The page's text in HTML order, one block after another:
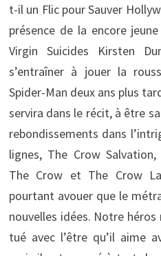
t-il un Flic pour Sauver
présence de la encore
Virgin Suicides Kirsten
s’entraîner à jouer la
Spider-Man deux ans plus
servira dans le récit, à être
rebondissements dans
lignes, The Crow
The Crow et The Crow
pourtant avouer que le
nouvelles idées. Notre
tué avec l’être qu’il aime